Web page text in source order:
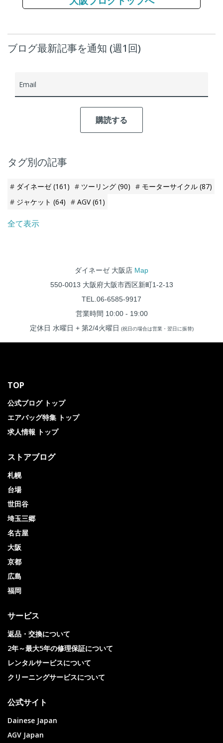
ブログ最新記事を通知 (週1回)
Email
タグ別の記事
ダイネーゼ(161) ツーリング (90) モーターサイクル (87)
ジャケット (64) AGV(61)
全て表示
ダイネーゼ 大阪店 Map
550-0013 大阪府大阪市西区新町1-2-13
TEL.06-6585-9917
営業時間 10:00 - 19:00
定休日 水曜日 + 第2/4火曜日 (祝日の場合は営業・翌日に振替)
TOP
公式ブログ トップ
エアバッグ特集 トップ
求人情報 トップ
ストアブログ
札幌
台場
世田谷
埼玉三郷
名古屋
大阪
京都
広島
福岡
サービス
返品・交換について
2年～最大5年の修理保証について
レンタルサービスについて
クリーニングサービスについて
公式サイト
Dainese Japan
AGV Japan